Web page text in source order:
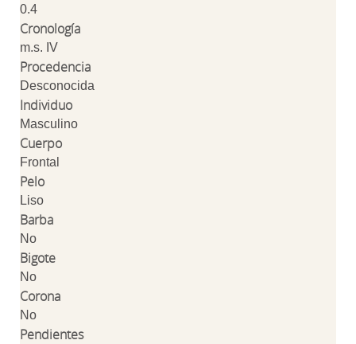
0.4
Cronología
m.s. IV
Procedencia
Desconocida
Individuo
Masculino
Cuerpo
Frontal
Pelo
Liso
Barba
No
Bigote
No
Corona
No
Pendientes